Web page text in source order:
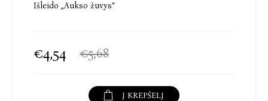
Išleido „Aukso žuvys“
€4,54 €5,68
Į KREPŠELĮ